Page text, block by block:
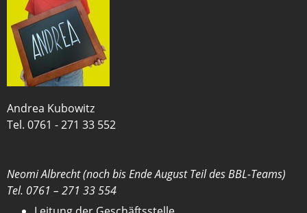
Andrea Kubowitz
Tel. 0761 - 271 33 552
Neomi Albrecht (noch bis Ende August Teil des BBL-Teams)
Tel. 0761 – 271 33 554